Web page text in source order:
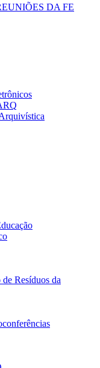
DA FE
Resíduos da